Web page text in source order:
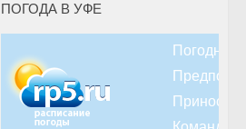
ПОГОДА В УФЕ